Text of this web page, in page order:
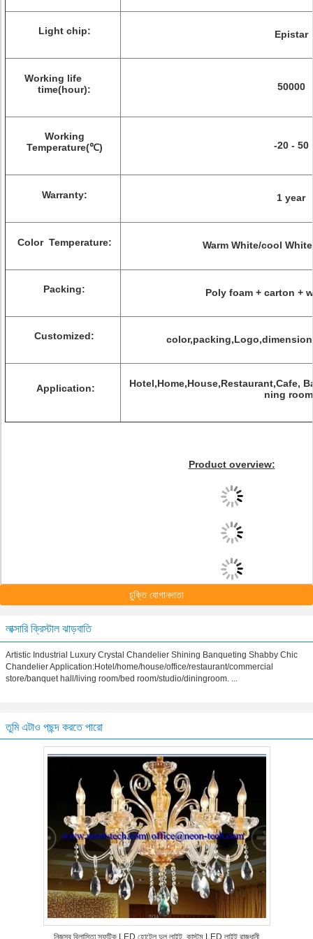
Light chip: Epistar
Working life
time(hour):
50000
Working
Temperature(℃)
-20 - 50
Warranty: 1 year
Color Temperature: Warm White/cool
Packing: Poly foam + carton +
Customized:
Application:
Hotel,Home,House,Restaurant,Cafe,
ning
Product overview:
চুক্তি যোগানদাতা
লাক্সারি ক্রিস্টাল ঝাড়বাতি
Artistic Industrial Luxury Crystal Chandelier Shining Banqueting Shabby Chic
Chandelier Application:Hotel/home/house/office/restaurant/commercial
store/banquet hall/living room/bed room/studio/diningroom. ...
তুমি এটাও পছন্দ করতে পারো
নিজস্ব বিলাসিতা স্ফটিক LED হোটেল দুল লাইট, কাস্টম LED লাইট রাজধানী